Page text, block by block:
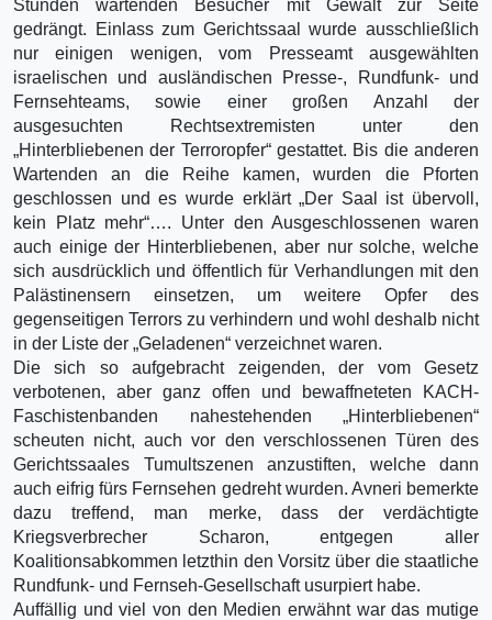
Stunden wartenden Besucher mit Gewalt zur Seite
gedrängt. Einlass zum Gerichtssaal wurde ausschließlich
nur einigen wenigen, vom Presseamt ausgewählten
israelischen und ausländischen Presse-, Rundfunk- und
Fernsehteams, sowie einer großen Anzahl der
ausgesuchten Rechtsextremisten unter den
„Hinterbliebenen der Terroropfer“ gestattet. Bis die anderen
Wartenden an die Reihe kamen, wurden die Pforten
geschlossen und es wurde erklärt „Der Saal ist übervoll,
kein Platz mehr“…. Unter den Ausgeschlossenen waren
auch einige der Hinterbliebenen, aber nur solche, welche
sich ausdrücklich und öffentlich für Verhandlungen mit den
Palästinensern einsetzen, um weitere Opfer des
gegenseitigen Terrors zu verhindern und wohl deshalb nicht
in der Liste der „Geladenen“ verzeichnet waren.
Die sich so aufgebracht zeigenden, der vom Gesetz
verbotenen, aber ganz offen und bewaffneteten KACH-
Faschistenbanden nahestehenden „Hinterbliebenen“
scheuten nicht, auch vor den verschlossenen Türen des
Gerichtssaales Tumultszenen anzustiften, welche dann
auch eifrig fürs Fernsehen gedreht wurden. Avneri bemerkte
dazu treffend, man merke, dass der verdächtigte
Kriegsverbrecher Scharon, entgegen aller
Koalitionsabkommen letzthin den Vorsitz über die staatliche
Rundfunk- und Fernseh-Gesellschaft usurpiert habe.
Auffällig und viel von den Medien erwähnt war das mutige